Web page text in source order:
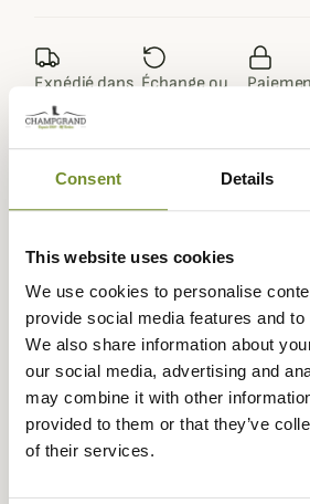
Consent Details
This website uses cookies
We use cookies to personalise
provide social media features and
We also share information about
our social media, advertising and
may combine it with other
provided to them or that they’ve
of their services.
Expédié dans
la journée
Échange ou
Description
Browning vous propose le Gilet
une excellente protection pour vos
Le gilet Protect Pro est composé de
quatre anti-perforation Dynema® et
Cordura® 1100DTEX afin de garantir
assurent la thermo-régulation de